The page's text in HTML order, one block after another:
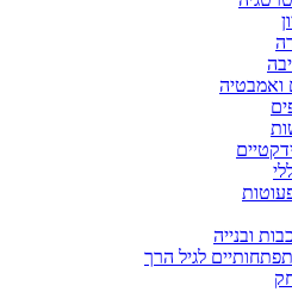
ואמבטיה
ובנייה
לגיל הרך